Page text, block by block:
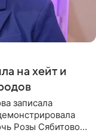
на хейт и
записала
Розы Сябитовой